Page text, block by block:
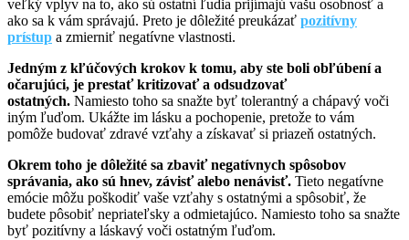
veľký vplyv na to, ako sú ostatní ľudia prijímajú vašu osobnosť a
ako sa k vám správajú. Preto je dôležité preukázať pozitívny
prístup a zmierniť negatívne vlastnosti.
Jedným z kľúčových krokov k tomu, aby ste boli obľúbení a
očarujúci, je prestať kritizovať a odsudzovať
ostatných. Namiesto toho sa snažte byť tolerantný a chápavý voči
iným ľuďom. Ukážte im lásku a pochopenie, pretože to vám
pomôže budovať zdravé vzťahy a získavať si priazeň ostatných.
Okrem toho je dôležité sa zbaviť negatívnych spôsobov
správania, ako sú hnev, závisť alebo nenávisť. Tieto negatívne
emócie môžu poškodiť vaše vzťahy s ostatnými a spôsobiť, že
budete pôsobiť nepriateľsky a odmietajúco. Namiesto toho sa snažte
byť pozitívny a láskavý voči ostatným ľuďom.